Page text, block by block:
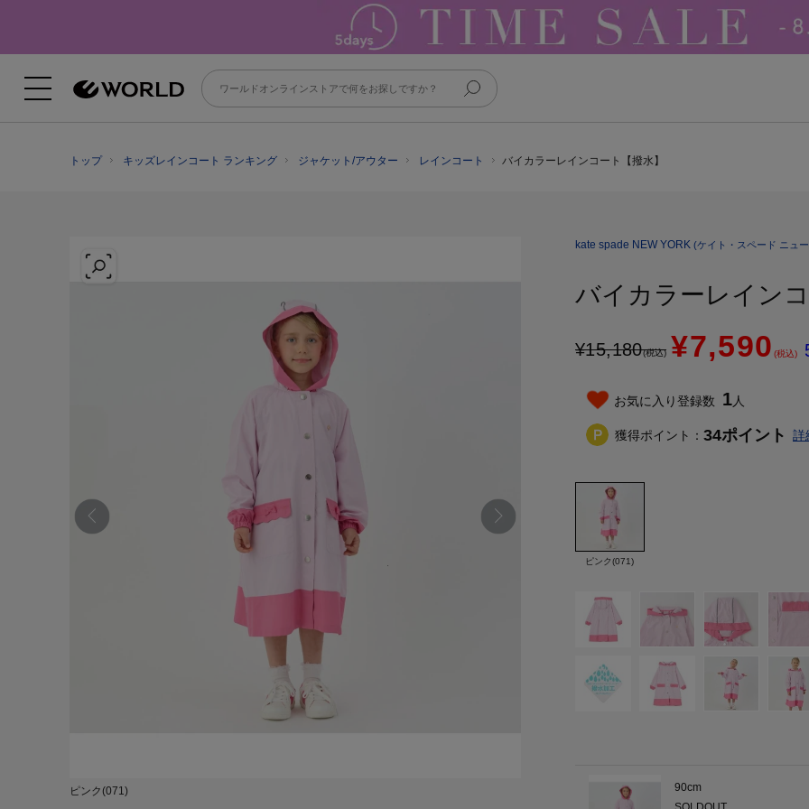
トップ キッズレインコート ランキング ジャケット/アウター レインコート バイカラーレインコート【撥水】
ピンク(071)
kate spade NEW YORK (ケイト・スペード ニュ
バイカラーレイン
¥15,180(税込) ¥7,590(税込)
お気に入り登録数 1人
獲得ポイント： 34ポイント 詳
ピンク(071)
90cm